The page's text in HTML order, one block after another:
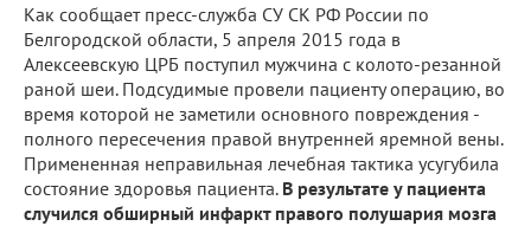
Как сообщает пресс-служба СУ СК РФ России по
Белгородской области, 5 апреля 2015 года в
Алексеевскую ЦРБ поступил мужчина с колото-резанной
раной шеи. Подсудимые провели пациенту операцию, во
время которой не заметили основного повреждения -
полного пересечения правой внутренней яремной вены.
Примененная неправильная лечебная тактика усугубила
состояние здоровья пациента. В результате у пациента
случился обширный инфаркт правого полушария мозга